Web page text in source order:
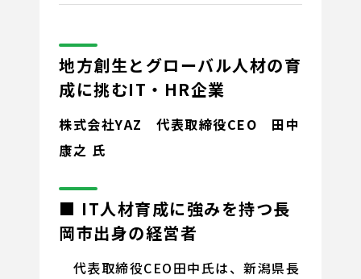
地方創生とグローバル人材の育
成に挑むIT・HR企業
株式会社YAZ 代表取締役CEO 田中
康之 氏
■ IT人材育成に強みを持つ長
岡市出身の経営者
代表取締役CEO田中氏は、新潟県長